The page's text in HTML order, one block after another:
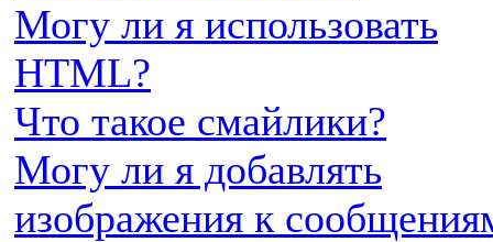
Могу ли я использовать
HTML?
Что такое смайлики?
Могу ли я добавлять
изображения к